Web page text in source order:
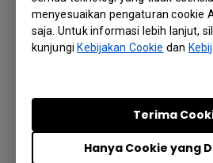
menyesuaikan pengaturan cookie
saja. Untuk informasi lebih lanjut,
kunjungi Kebijakan Cookie dan
Hanya Cookie yang
Terima
Pratinjau |